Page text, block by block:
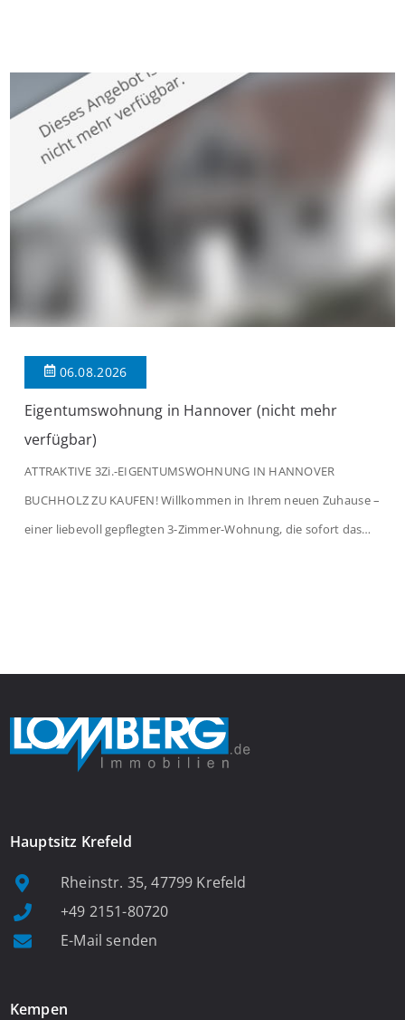
großzügige Räume und eine hochwertige Ausstattung, die
modernen Wohnkomfort mit einem stilvollen Ambiente
verbindet. Der […]
06.08.2026
Eigentumswohnung in Hannover (nicht mehr
verfügbar)
ATTRAKTIVE 3Zi.-EIGENTUMSWOHNUNG IN HANNOVER
BUCHHOLZ ZU KAUFEN! Willkommen in Ihrem neuen Zuhause –
einer liebevoll gepflegten 3-Zimmer-Wohnung, die sofort das
Hauptsitz Krefeld
Rheinstr. 35, 47799 Krefeld
+49 2151-80720
E-Mail senden
Kempen